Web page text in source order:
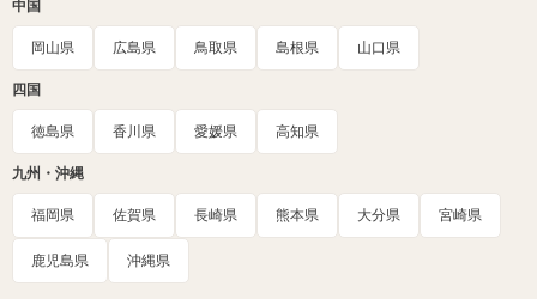
中国
岡山県 広島県 鳥取県 島根県 山口県
四国
徳島県 香川県 愛媛県 高知県
九州・沖縄
福岡県 佐賀県 長崎県 熊本県 大分県 宮崎県
鹿児島県 沖縄県